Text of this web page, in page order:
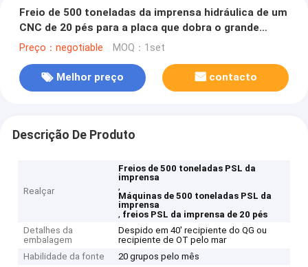
Freio de 500 toneladas da imprensa hidráulica de um
CNC de 20 pés para a placa que dobra o grande
metal
Preço：negotiable MOQ：1set
Melhor preço contacto
Descrição De Produto
Realçar
Freios de 500 toneladas PSL da
imprensa
,
Máquinas de 500 toneladas PSL da
imprensa
, freios PSL da imprensa de 20 pés
Detalhes da
embalagem
Despido em 40' recipiente do QG ou
recipiente de OT pelo mar
Habilidade da fonte
20 grupos pelo mês